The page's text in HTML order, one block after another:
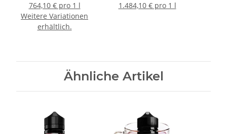
764,10 € pro 1 l
Weitere Variationen
erhältlich.
1.484,10 € pro 1 l
Ähnliche Artikel